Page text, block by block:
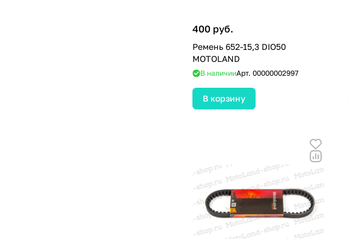
400 руб.
Ремень 652-15,3 DIO50
MOTOLAND
В наличииАрт. 00000002997
В корзину